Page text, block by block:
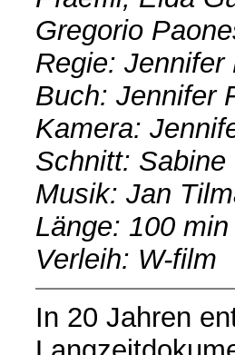
Gregorio
Regie: Jennifer
Buch: Jennifer
Kamera:
Schnitt: Sabine
Musik: Jan
Länge: 100 min
Verleih: W-film
In 20 Jahren